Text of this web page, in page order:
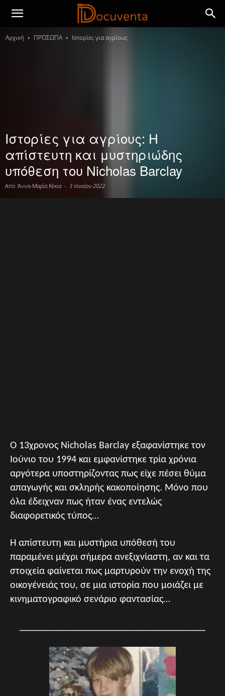
Αρχική ΠΡΟΣΩΠΑ Ιστορίες για αγρίους
Ιστορίες για αγρίους: Η
απίστευτη και μυστηριώδης
υπόθεση του Nicholas Barclay
Από Άννα-Μαρία Κέκια - 3 Ιουνίου 2022
Ο 13χρονος Nicholas Barclay εξαφανίστηκε τον
Ιούνιο του 1994 και εμφανίστηκε τρία χρόνια
αργότερα υποστηρίζοντας πως είχε πέσει θύμα
απαγωγής και σκληρής κακοποίησης. Μόνο που
όλα έδειχναν πως ήταν ένας εντελώς
διαφορετικός τύπος…
Η απίστευτη και μυστήρια υπόθεσή του
παραμένει μέχρι σήμερα ανεξιχνίαστη, αν και τα
στοιχεία φαίνεται πως μαρτυρούν την ενοχή της
οικογένειάς του, σε μια ιστορία που μοιάζει με
κινηματογραφικό σενάριο φαντασίας…